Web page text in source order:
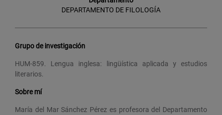
DEPARTAMENTO DE FILOLOGÍA
Grupo de investigación
HUM-859. Lengua inglesa: lingüística aplicada y estudios
literarios.
Sobre mí
María del Mar Sánchez Pérez es profesora del Departamento